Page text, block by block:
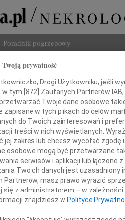
Poradnik pogrzebowy
Szkulmowski
Bydgoszcz
Twoją prywatność
Drogi Użytkowniku, jeśli
w tym [872] Zaufanych Partnerów IAB,
Twoje dane osobowe
zapisane w tych plikach do celów
do Twoich zainteresowań i
treści w nich wyświetlanych.
jej zakres lub chcesz wycofać zgodę
osobowe mogą być przetwarzane
serwisów i aplikacji lub łączone
Twoich danych jest uzasadniony
Partnerów, masz prawo wyrazić
się z administratorem – w zależności
znajdziesz w Polityce